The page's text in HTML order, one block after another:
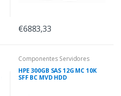
€6883,33
Componentes Servidores
HPE 300GB SAS 12G MC 10K
SFF BC MVD HDD